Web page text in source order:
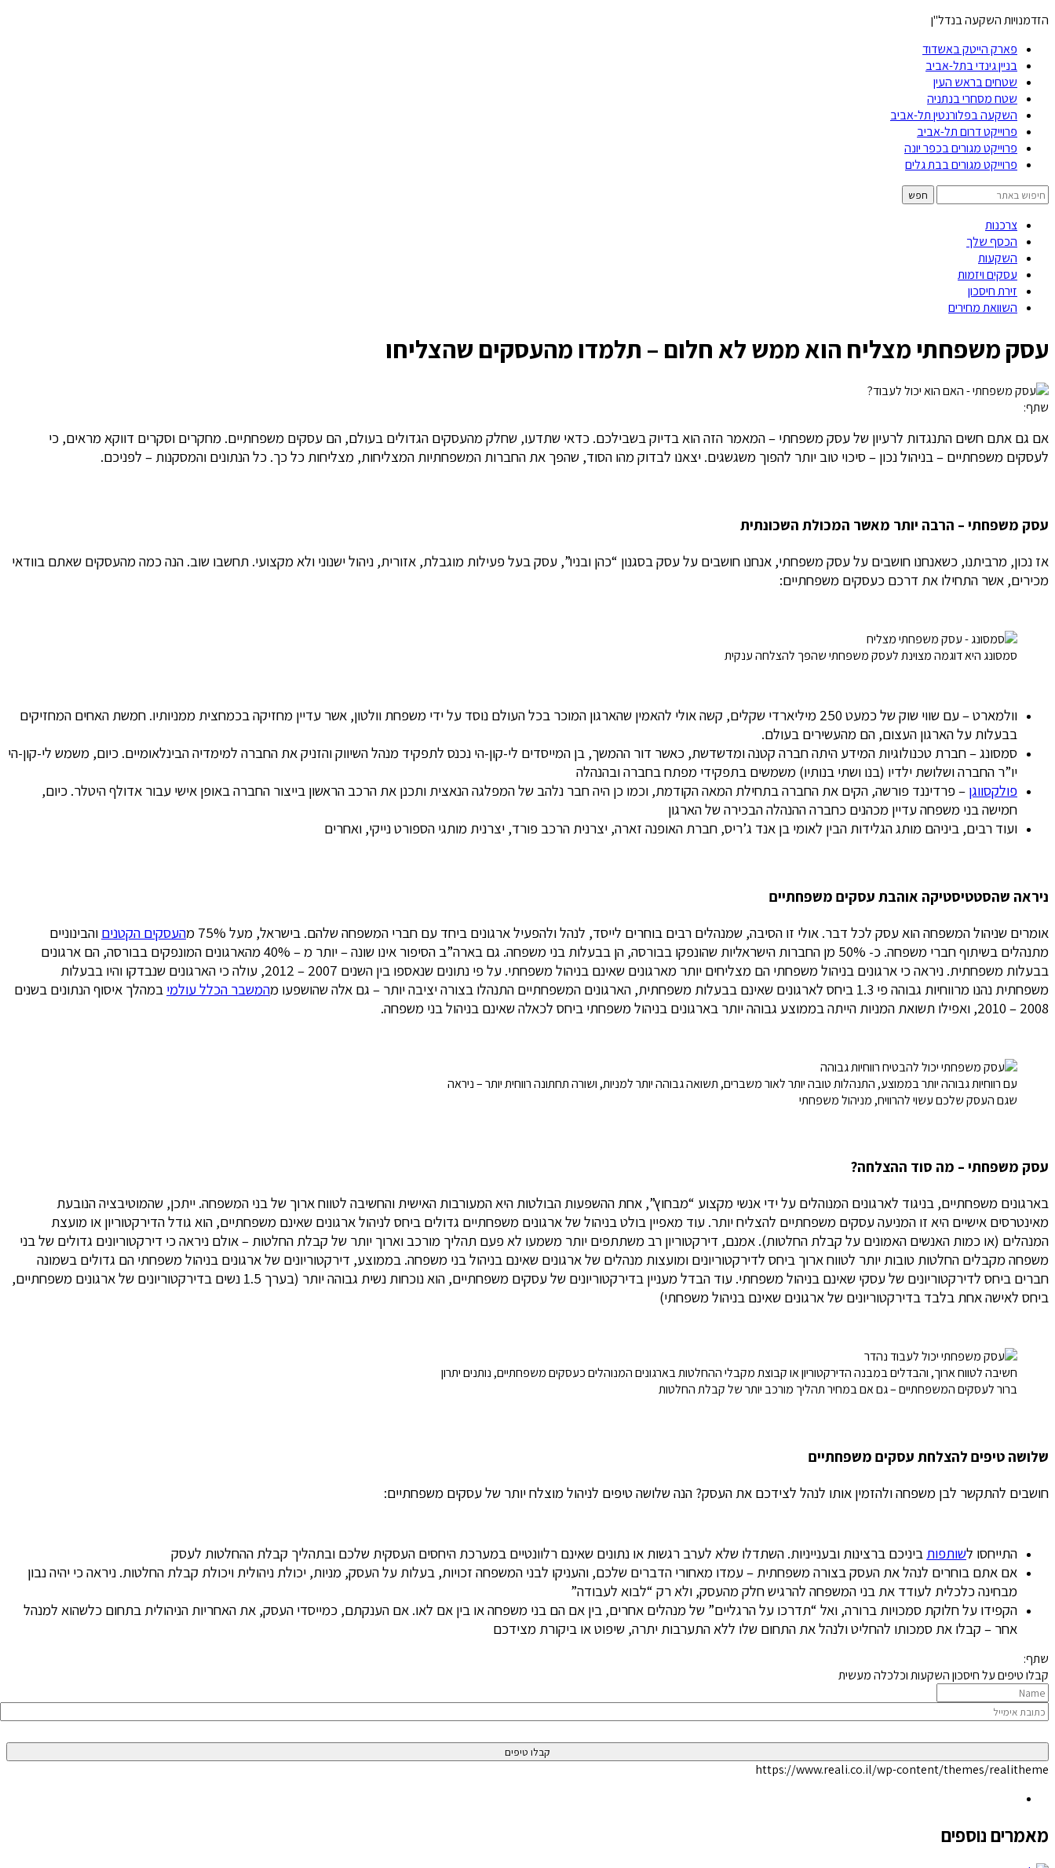
הזדמנויות השקעה בנדל"ן
פארק הייטק באשדוד
בניין גינדי בתל-אביב
שטחים בראש העין
שטח מסחרי בנתניה
השקעה בפלורנטין תל-אביב
פרוייקט דרום תל-אביב
פרוייקט מגורים בכפר יונה
פרוייקט מגורים בבת גלים
צרכנות
הכסף שלך
השקעות
עסקים ויזמות
זירת חיסכון
השוואת מחירים
עסק משפחתי מצליח הוא ממש לא חלום – תלמדו מהעסקים שהצליחו
שתף:
אם גם אתם חשים התנגדות לרעיון של עסק משפחתי – המאמר הזה הוא בדיוק בשבילכם. כדאי שתדעו, שחלק מהעסקים הגדולים בעולם, הם עסקים משפחתיים. מחקרים וסקרים דווקא מראים, כי
לעסקים משפחתיים – בניהול נכון – סיכוי טוב יותר להפוך משגשגים. יצאנו לבדוק מהו הסוד, שהפך את החברות המשפחתיות המצליחות, מצליחות כל כך. כל הנתונים והמסקנות – לפניכם.
עסק משפחתי – הרבה יותר מאשר המכולת השכונתית
אז נכון, מרביתנו, כשאנחנו חושבים על עסק משפחתי, אנחנו חושבים על עסק בסגנון “כהן ובניו”, עסק בעל פעילות מוגבלת, אזורית, ניהול ישנוני ולא מקצועי. תחשבו שוב. הנה כמה מהעסקים שאתם בוודאי
מכירים, אשר התחילו את דרכם כעסקים משפחתיים:
סמסונג היא דוגמה מצוינת לעסק משפחתי שהפך להצלחה ענקית
וולמארט – עם שווי שוק של כמעט 250 מיליארדי שקלים, קשה אולי להאמין שהארגון המוכר בכל העולם נוסד על ידי משפחת וולטון, אשר עדיין מחזיקה בכמחצית ממניותיו. חמשת האחים המחזיקים
בבעלות על הארגון העצום, הם מהעשירים בעולם.
סמסונג – חברת טכנולוגיות המידע היתה חברה קטנה ומדשדשת, כאשר דור ההמשך, בן המייסדים לי-קון-הי נכנס לתפקיד מנהל השיווק והזניק את החברה למימדיה הבינלאומיים. כיום, משמש לי-קון-הי
יו”ר החברה ושלושת ילדיו (בנו ושתי בנותיו) משמשים בתפקידי מפתח בחברה ובהנהלה
פולקסווגן – פרדיננד פורשה, הקים את החברה בתחילת המאה הקודמת, וכמו כן היה חבר נלהב של המפלגה הנאצית ותכנן את הרכב הראשון בייצור החברה באופן אישי עבור אדולף היטלר. כיום,
חמישה בני משפחה עדיין מכהנים כחברה ההנהלה הבכירה של הארגון
ועוד רבים, ביניהם מותג הגלידות הבין לאומי בן אנד ג’ריס, חברת האופנה זארה, יצרנית הרכב פורד, יצרנית מותגי הספורט נייקי, ואחרים
ניראה שהסטטיסטיקה אוהבת עסקים משפחתיים
אומרים שניהול המשפחה הוא עסק לכל דבר. אולי זו הסיבה, שמנהלים רבים בוחרים לייסד, לנהל ולהפעיל ארגונים ביחד עם חברי המשפחה שלהם. בישראל, מעל 75% מ
העסקים הקטנים והבינוניים
מתנהלים בשיתוף חברי משפחה. כ- 50% מן החברות הישראליות שהונפקו בבורסה, הן בבעלות בני משפחה. גם בארה”ב הסיפור אינו שונה – יותר מ – 40% מהארגונים המונפקים בבורסה, הם ארגונים
בבעלות משפחתית.
ניראה כי ארגונים בניהול משפחתי הם מצליחים יותר מארגונים שאינם בניהול משפחתי. על פי נתונים שנאספו בין השנים 2007 – 2012, עולה כי הארגונים שנבדקו והיו בבעלות
משפחתית נהנו מרווחיות גבוהה פי 1.3 ביחס לארגונים שאינם בבעלות משפחתית, הארגונים המשפחתיים התנהלו בצורה יציבה יותר – גם אלה שהושפעו מ
המשבר הכלל עולמי במהלך איסוף הנתונים בשנים
2008 – 2010, ואפילו תשואת המניות הייתה בממוצע גבוהה יותר בארגונים בניהול משפחתי ביחס לכאלה שאינם בניהול בני משפחה.
עם רווחיות גבוהה יותר בממוצע, התנהלות טובה יותר לאור משברים, תשואה גבוהה יותר למניות, ושורה תחתונה רווחית יותר – ניראה
שגם העסק שלכם עשוי להרוויח, מניהול משפחתי
עסק משפחתי – מה סוד ההצלחה?
בארגונים משפחתיים, בניגוד לארגונים המנוהלים על ידי אנשי מקצוע “מבחוץ”, אחת ההשפעות הבולטות היא המעורבות האישית והחשיבה לטווח ארוך של בני המשפחה. ייתכן, שהמוטיבציה הנובעת
מאינטרסים אישיים היא זו המניעה עסקים משפחתיים להצליח יותר. עוד מאפיין בולט בניהול של ארגונים משפחתיים גדולים ביחס לניהול ארגונים שאינם משפחתיים, הוא גודל הדירקטוריון או מועצת
המנהלים (או כמות האנשים האמונים על קבלת החלטות). אמנם, דירקטוריון רב משתתפים יותר משמעו לא פעם תהליך מורכב וארוך יותר של קבלת החלטות – אולם ניראה כי דירקטוריונים גדולים של בני
משפחה מקבלים החלטות טובות יותר לטווח ארוך ביחס לדירקטוריונים ומועצות מנהלים של ארגונים שאינם בניהול בני משפחה. בממוצע, דירקטוריונים של ארגונים בניהול משפחתי הם גדולים בשמונה
חברים ביחס לדירקטוריונים של עסקי שאינם בניהול משפחתי. עוד הבדל מעניין בדירקטוריונים של עסקים משפחתיים, הוא נוכחות נשית גבוהה יותר (בערך 1.5 נשים בדירקטוריונים של ארגונים משפחתיים,
ביחס לאישה אחת בלבד בדירקטוריונים של ארגונים שאינם בניהול משפחתי)
חשיבה לטווח ארוך, והבדלים במבנה הדירקטוריון או קבוצת מקבלי ההחלטות בארגונים המנוהלים כעסקים משפחתיים, נותנים יתרון
ברור לעסקים המשפחתיים – גם אם במחיר תהליך מורכב יותר של קבלת החלטות
שלושה טיפים להצלחת עסקים משפחתיים
חושבים להתקשר לבן משפחה ולהזמין אותו לנהל לצידכם את העסק? הנה שלושה טיפים לניהול מוצלח יותר של עסקים משפחתיים:
התייחסו לשותפותביניכם ברצינות ובענייניות. השתדלו שלא לערב רגשות או נתונים שאינם רלוונטיים במערכת היחסים העסקית שלכם ובתהליך קבלת ההחלטות לעסק
אם אתם בוחרים לנהל את העסק בצורה משפחתית – עמדו מאחורי הדברים שלכם, והעניקו לבני המשפחה זכויות, בעלות על העסק, מניות, יכולת ניהולית ויכולת קבלת החלטות. ניראה כי יהיה נבון
מבחינה כלכלית לעודד את בני המשפחה להרגיש חלק מהעסק, ולא רק “לבוא לעבודה”
הקפידו על חלוקת סמכויות ברורה, ואל “תדרכו על הרגליים” של מנהלים אחרים, בין אם הם בני משפחה או בין אם לאו. אם הענקתם, כמייסדי העסק, את האחריות הניהולית בתחום כלשהוא למנהל
אחר – קבלו את סמכותו להחליט ולנהל את התחום שלו ללא התערבות יתרה, שיפוט או ביקורת מצידכם
שתף:
קבלו טיפים על חיסכון השקעות וכלכלה מעשית
https://www.reali.co.il/wp-content/themes/realitheme
מאמרים נוספים